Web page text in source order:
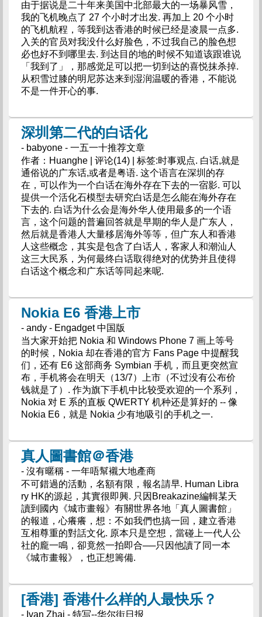
由于据说是二十年来美国中北部最大的一场暴风雪，
我的飞机晚点了 27 个小时才出发. 再加上 20 个小时
的飞机航程，等我到达香港的时候已经是凌晨一点多.
入关的官员对我没什么好脸色，不过我自己的脸色想
必也好不到哪里去. 到达目的地的时候不知道该跟谁说
「我到了」，那感觉足可以把一切到达的喜悦抹杀掉.
从积雪过膝的明尼苏达来到湿润温暖的香港，不能说
不是一件开心的事.
深圳第二代的白话化
- babyone - 一五一十推荐文章
作者：Huanghe | 评论(14) | 标签:时事观点. 白话,就是
通俗说的广东话,或者是粤语. 这个语言在深圳的存
在，可以作为一个白话在海外存在下去的一宿影. 可以
提供一个活化石模型去研究白话是怎么能在海外存在
下去的. 白话为什么会是海外华人使用最多的一个语
言，这个问题的普遍回答就是早期的华人是广东人，
然后就是香港人大量移居海外等等，但广东人和香港
人这些概念，其实是包含了白话人，客家人和潮汕人
这三大民系，为何最终白话取得绝对的优势并且使得
白话这个概念和广东话等同起来呢.
Nokia E6 香港上市
- andy - Engadget 中国版
当大家开始把 Nokia 和 Windows Phone 7 画上等号
的时候，Nokia 却在香港的官方 Fans Page 中提醒我
们，还有 E6 这部商务 Symbian 手机，而且更突然宣
布，手机将会在明天（13/7）上市（不过没有公布价
钱就是了）. 作为旗下手机中比较受欢迎的一个系列，
Nokia 对 E 系的直板 QWERTY 机种还是算好的 -- 像
Nokia E6，就是 Nokia 少有地吸引的手机之一.
真人圖書館＠香港
- 沒有暱稱 - 一年唔幫襯大地產商
不可錯過的活動，名額有限，報名請早. Human Libra
ry HK的源起，其實很即興. 只因Breakazine編輯某天
讀到國內《城市畫報》有關世界各地「真人圖書館」
的報道，心癢癢，想：不如我們也搞一回，建立香港
互相尊重的對話文化. 原本只是空想，當碰上一代人公
社的龐一鳴，卻竟然一拍即合──只因他讀了同一本
《城市畫報》，也正想籌備.
[香港] 香港什么样的人最快乐？
- Ivan Zhai - 特写--华尔街日报